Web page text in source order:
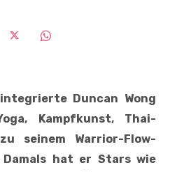
Duncan Wong
Kampfkunst, Thai-
seinem Warrior-Flow-
Damals hat er Stars wie